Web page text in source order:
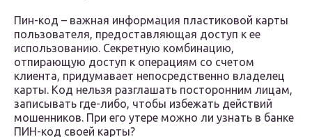
Пин-код – важная информация пластиковой карты
пользователя, предоставляющая доступ к ее
использованию. Секретную комбинацию,
отпирающую доступ к операциям со счетом
клиента, придумавает непосредственно владелец
карты. Код нельзя разглашать посторонним лицам,
записывать где-либо, чтобы избежать действий
мошенников. При его утере можно ли узнать в банке
ПИН-код своей карты?